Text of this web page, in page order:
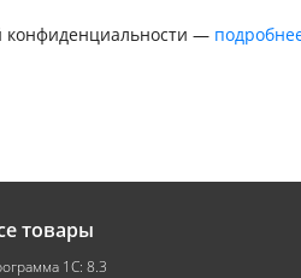
конфиденциальности —
товары
1С: 8.3